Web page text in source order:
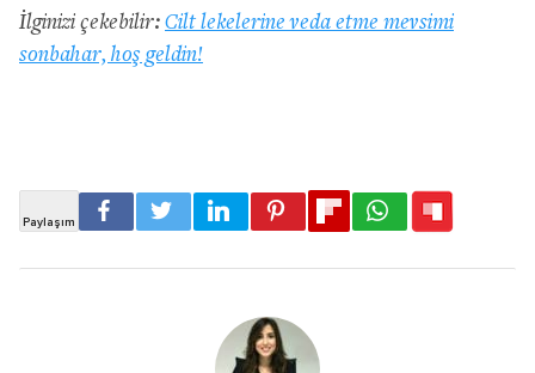
İlginizi çekebilir: Cilt lekelerine veda etme mevsimi
sonbahar, hoş geldin!